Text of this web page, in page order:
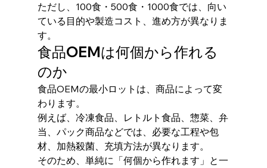
ただし、100食・500食・1000食では、向い
ている目的や製造コスト、進め方が異なりま
す。
食品OEMは何個から作れる
のか
食品OEMの最小ロットは、商品によって変
わります。
例えば、冷凍食品、レトルト食品、惣菜、弁
当、パック商品などでは、必要な工程や包
材、加熱殺菌、充填方法が異なります。
そのため、単純に「何個から作れます」と一